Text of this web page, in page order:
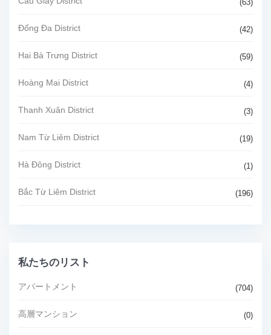
(63)
Đống Đa District (42)
Hai Bà Trưng District (59)
Hoàng Mai District (4)
Thanh Xuân District (3)
Nam Từ Liêm District (19)
Hà Đông District (1)
Bắc Từ Liêm District (196)
私たちのリスト
アパートメント (704)
高層マンション (0)